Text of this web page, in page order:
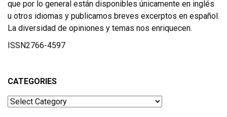
que por lo general están disponibles únicamente en inglés
u otros idiomas y publicamos breves excerptos en español.
La diversidad de opiniones y temas nos enriquecen.
ISSN2766-4597
CATEGORIES
Categories